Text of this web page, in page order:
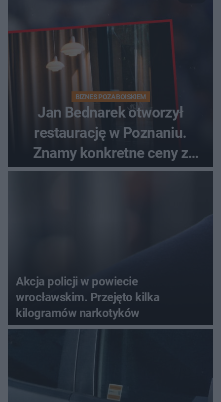
BIZNES POZA BOISKIEM
Jan Bednarek otworzył
restaurację w Poznaniu.
Znamy konkretne ceny z
menu
Akcja policji w powiecie
wrocławskim. Przejęto kilka
kilogramów narkotyków